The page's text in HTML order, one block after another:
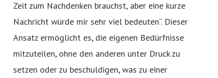
Zeit zum Nachdenken brauchst, aber eine kurze
Nachricht würde mir sehr viel bedeuten“. Dieser
Ansatz ermöglicht es, die eigenen Bedürfnisse
mitzuteilen, ohne den anderen unter Druck zu
setzen oder zu beschuldigen, was zu einer